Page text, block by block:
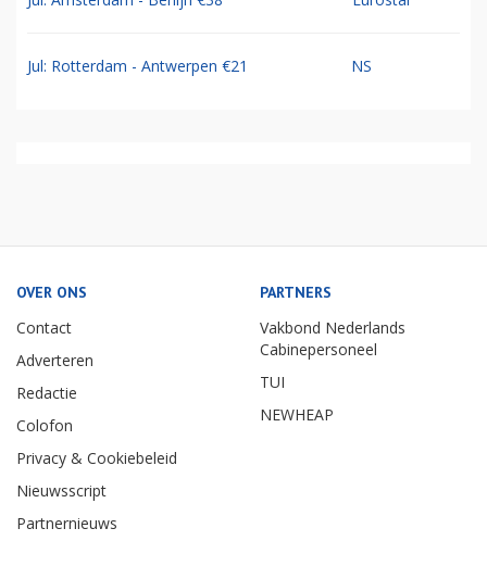
Jul: Rotterdam - Antwerpen €21 NS
OVER ONS
Contact
Adverteren
Redactie
Colofon
Privacy & Cookiebeleid
Nieuwsscript
Partnernieuws
PARTNERS
Vakbond Nederlands
Cabinepersoneel
TUI
NEWHEAP